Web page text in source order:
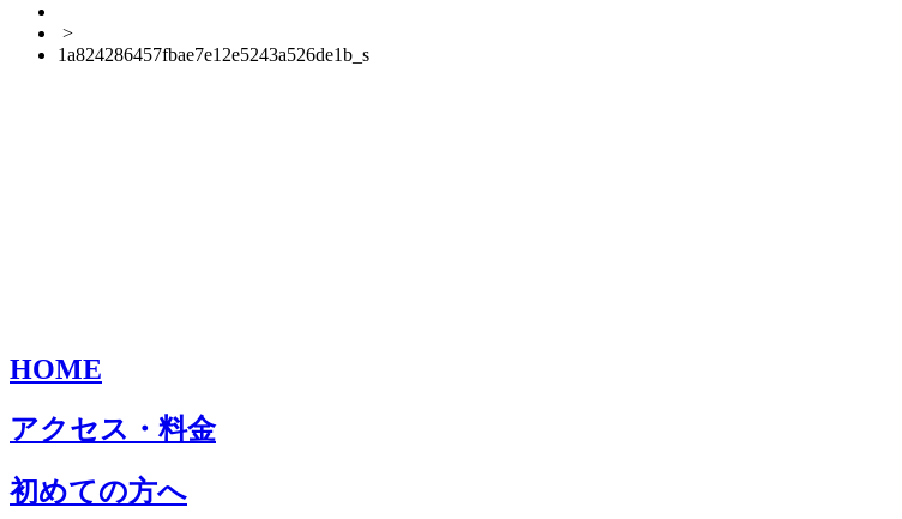
>
1a824286457fbae7e12e5243a526de1b_s
HOME
アクセス・料金
初めての方へ